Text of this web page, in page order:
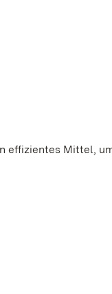
effizientes Mittel,